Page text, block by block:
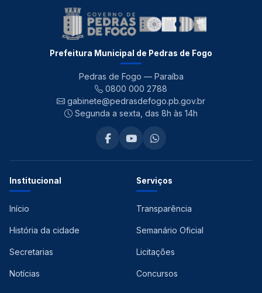
Prefeitura Municipal de Pedras de Fogo
Pedras de Fogo — Paraíba
0800 000 2788
gabinete@pedrasdefogo.pb.gov.br
Segunda a sexta, das 8h às 14h
Institucional
Início
História da cidade
Secretarias
Notícias
Serviços
Transparência
Semanário Oficial
Licitações
Concursos